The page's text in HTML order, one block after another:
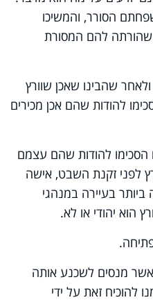
הסורר, והמשיכו
שהורתה להם המסורת
שהבינו שאכן שוורץ
להודות שהם אכן מכירים
הסכימו להודות שהם עצמם
לפני זקנת השבט, אישה
בעיירה במנהגי
הוא יהודי או לא.
מנסים לשכנע אותה
להוכיח זאת על ידי